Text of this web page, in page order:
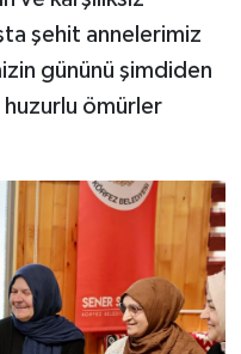
şehit annelerimiz
gününü şimdiden
huzurlu ömürler